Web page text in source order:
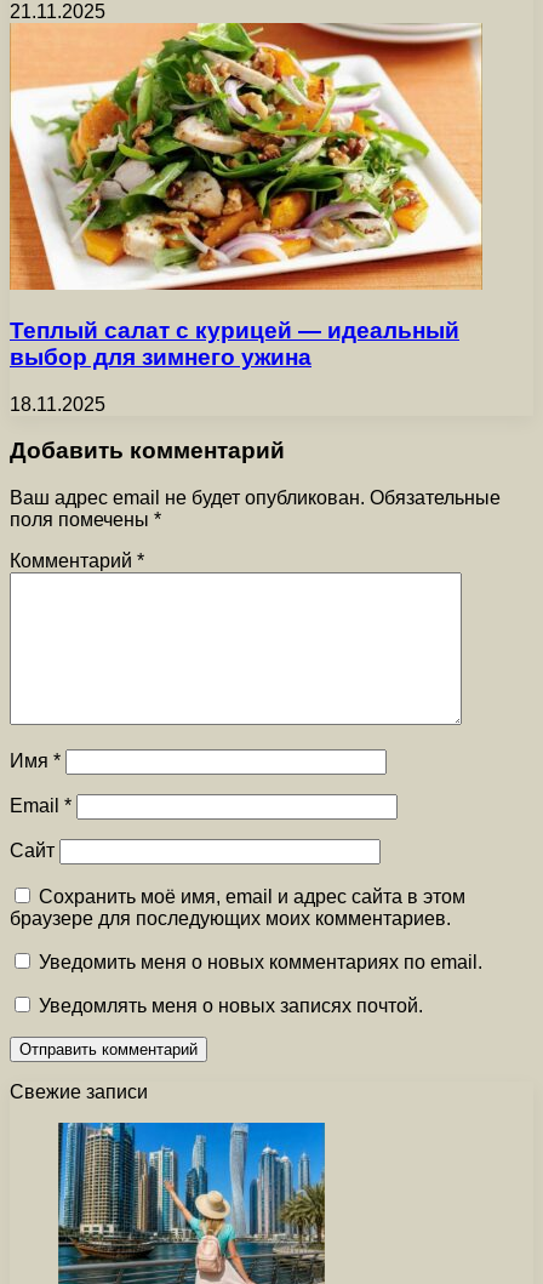
21.11.2025
Теплый салат с курицей — идеальный
выбор для зимнего ужина
18.11.2025
Добавить комментарий
Ваш адрес email не будет опубликован. Обязательные
поля помечены *
Комментарий *
Имя *
Email *
Сайт
Сохранить моё имя, email и адрес сайта в этом
браузере для последующих моих комментариев.
Уведомить меня о новых комментариях по email.
Уведомлять меня о новых записях почтой.
Свежие записи